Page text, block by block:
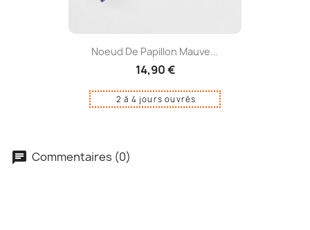
Noeud De Papillon Mauve...
14,90 €
2 à 4 jours ouvrés
Commentaires (0)